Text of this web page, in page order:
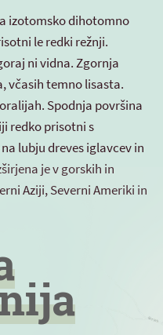
izotomsko dihotomno
le redki režnji.
ni vidna. Zgornja
včasih temno lisasta.
Spodnja površina
redko prisotni s
lubju dreves iglavcev in
je v gorskih in
Aziji, Severni Ameriki in